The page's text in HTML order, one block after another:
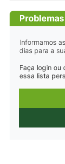
Informamos
dias para a
Faça login
essa lista